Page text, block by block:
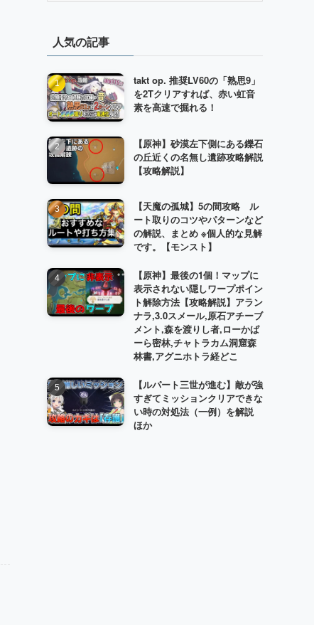
ー人気の記事
takt op. 推奨LV60の「熟思9」
を2Tクリアすれば、赤い虹音
素を高速で掘れる！
【原神】砂漠左下側にある鑠石
の丘近くの名無し遺跡攻略解説
【攻略解説】
【天魔の孤城】5の間攻略 ル
ート取りのコツやパターンなど
の解説、まとめ ※個人的な見解
です。【モンスト】
【原神】最後の1個！マップに
表示されない隠しワープポイン
ト解除方法【攻略解説】アラン
ナラ,3.0スメール,原石アチーブ
メント,森を渡りし者,ローかぱ
ーら密林,チャトラカム洞窟森
林書,アグニホトラ経どこ
【ルパート三世が進む】敵が強
すぎてミッションクリアできな
い時の対処法（一例）を解説
ほか